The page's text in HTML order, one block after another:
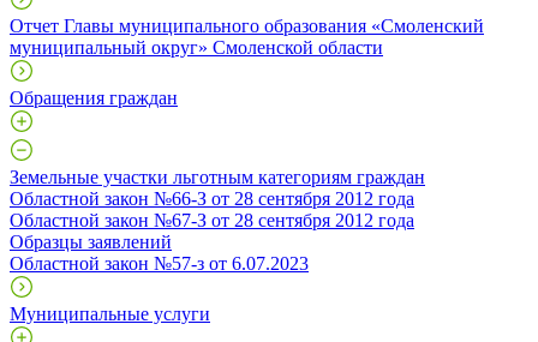
Отчет Главы муниципального образования «Смоленский
муниципальный округ» Смоленской области
Обращения граждан
Земельные участки льготным категориям граждан
Областной закон №66-З от 28 сентября 2012 года
Областной закон №67-З от 28 сентября 2012 года
Образцы заявлений
Областной закон №57-з от 6.07.2023
Муниципальные услуги